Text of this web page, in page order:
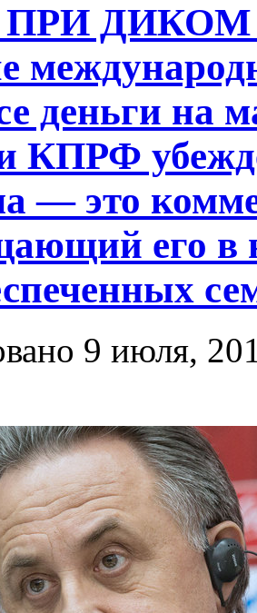
ПРИ
деньги на
КПРФ
— это
его в
9 июля,